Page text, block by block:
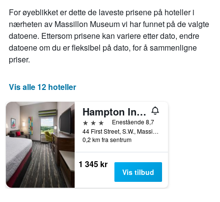
For øyeblikket er dette de laveste prisene på hoteller i
nærheten av Massillon Museum vi har funnet på de valgte
datoene. Ettersom prisene kan variere etter dato, endre
datoene om du er fleksibel på dato, for å sammenligne
priser.
Vis alle 12 hoteller
Hampton Inn Massillon
3 stjernerEnestående 8,7
44 First Street, S.W., Massillon, OH, USA
0,2 km fra sentrum
1 345 kr
Vis tilbud